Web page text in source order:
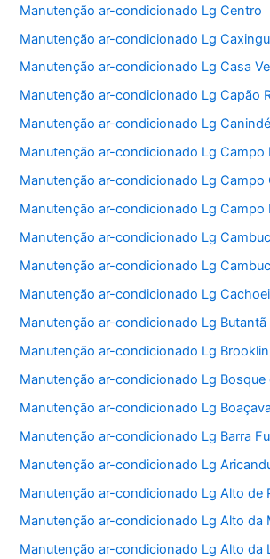
Manutenção ar-condicionado Lg Centro
Manutenção ar-condicionado Lg
Manutenção ar-condicionado Lg Casa
Manutenção ar-condicionado Lg Capão
Manutenção ar-condicionado Lg Canindé
Manutenção ar-condicionado Lg Campo
Manutenção ar-condicionado Lg Campo
Manutenção ar-condicionado Lg Campo
Manutenção ar-condicionado Lg
Manutenção ar-condicionado Lg
Manutenção ar-condicionado Lg
Manutenção ar-condicionado Lg Butantã
Manutenção ar-condicionado Lg Brooklin
Manutenção ar-condicionado Lg Bosque
Manutenção ar-condicionado Lg Boaçava
Manutenção ar-condicionado Lg Barra
Manutenção ar-condicionado Lg
Manutenção ar-condicionado Lg Alto de
Manutenção ar-condicionado Lg Alto da
Manutenção ar-condicionado Lg Alto da